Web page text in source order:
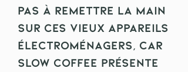
pas à remettre la main
sur ces vieux appareils
électroménagers, car
Slow Coffee présente